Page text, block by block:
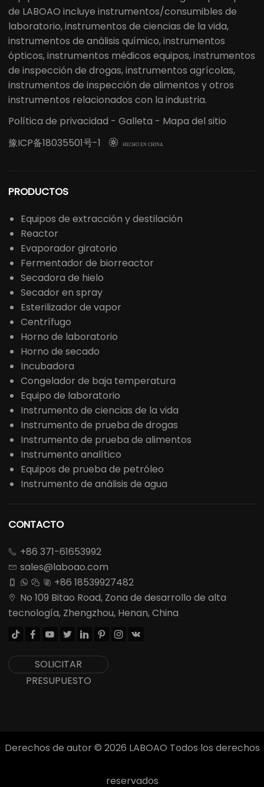
de LABOAO incluye instrumentos/consumibles de
laboratorio, instrumentos de ciencias de la vida,
instrumentos de análisis químico, instrumentos
ópticos, instrumentos médicos equipos, instrumentos
de inspección de drogas, instrumentos agrícolas,
instrumentos de inspección de alimentos y otros
instrumentos relacionados con la industria.
Política de privacidad - Galleta - Mapa del sitio
豫ICP备18035501号-1
 HECHO EN CHINA
PRODUCTOS
Equipos de extracción y destilación
Reactor
Evaporador giratorio
Fermentador de biorreactor
Secadora de hielo
Secador en spray
Esterilizador de vapor
Centrífugo
Horno de laboratorio
Horno de secado
Incubadora
Congelador de baja temperatura
Equipo de laboratorio
Instrumento de ciencias de la vida
Instrumento de prueba de drogas
Instrumento de prueba de alimentos
Instrumento analítico
Equipos de prueba de petróleo
Instrumento de análisis de agua
CONTACTO
 +86 371-61653992
 sales@laboao.com
    +86 18539927482

No 109 Bitao Road, Zona de desarrollo de alta
tecnología, Zhengzhou, Henan, China
       
SOLICITAR
PRESUPUESTO
Derechos de autor © 2026 LABOAO Todos los derechos
reservados